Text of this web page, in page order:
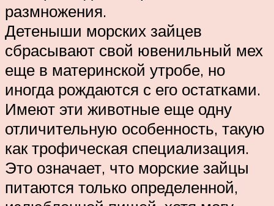
размножения.
Детеныши морских зайцев
сбрасывают свой ювенильный мех
еще в материнской утробе, но
иногда рождаются с его остатками.
Имеют эти животные еще одну
отличительную особенность, такую
как трофическая специализация.
Это означает, что морские зайцы
питаются только определенной,